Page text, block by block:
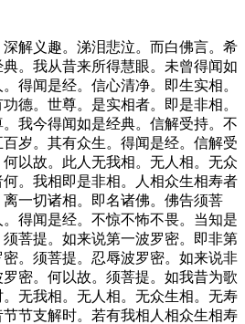
解义趣。涕泪悲泣。而白佛言。希
。我从昔来所得慧眼。未曾得闻如
得闻是经。信心清净。即生实相。
德。世尊。是实相者。即是非相。
我今得闻如是经典。信解受持。不
岁。其有众生。得闻是经。信解受
以故。此人无我相。无人相。无众
。我相即是非相。人相众生相寿者
一切诸相。即名诸佛。佛告须菩
得闻是经。不惊不怖不畏。当知是
菩提。如来说第一波罗密。即非第
。须菩提。忍辱波罗密。如来说非
密。何以故。须菩提。如我昔为歌
无我相。无人相。无众生相。无寿
节支解时。若有我相人相众生相寿